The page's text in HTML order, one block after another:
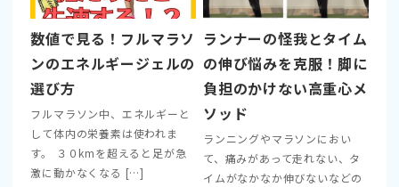
数値で見る！フルマラソ
ンのエネルギージェルの
選び方
フルマラソン中、エネルギーと
して体内の栄養素は使われま
す。 ３０kmを超えると足が急
激に動かなくなる […]
ランナーの怪我とタイム
の伸び悩みを克服！脚に
負担のかけない高重心メ
ソッド
ランニングやマラソンにおい
て、痛みがあって走れない、タ
イムがなかなか伸びないなどの